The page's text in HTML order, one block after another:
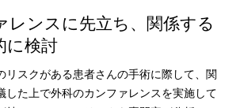
レンスに先立ち、関係する
に検討
リスクがある患者さんの手術に際して、関
した上で外科のカンファレンスを実施して